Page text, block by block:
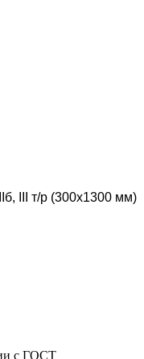
III т/р (300х1300 мм)
с ГОСТ